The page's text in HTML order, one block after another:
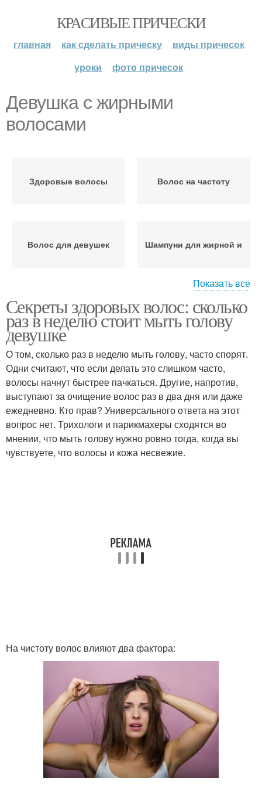
КРАСИВЫЕ ПРИЧЕСКИ
главная как сделать прическу
виды причесок
уроки
фото причесок
Девушка с жирными
волосами
Здоровые волосы Волос на частоту
Волос для девушек Шампуни для жирной и
Поврежденные волосы Проблемы с волосами
Показать все
Секреты здоровых волос: сколько
раз в неделю стоит мыть голову
девушке
О том, сколько раз в неделю мыть голову, часто спорят.
Одни считают, что если делать это слишком часто,
волосы начнут быстрее пачкаться. Другие, напротив,
выступают за очищение волос раз в два дня или даже
ежедневно. Кто прав? Универсального ответа на этот
вопрос нет. Трихологи и парикмахеры сходятся во
мнении, что мыть голову нужно ровно тогда, когда вы
чувствуете, что волосы и кожа несвежие.
На чистоту волос влияют два фактора: